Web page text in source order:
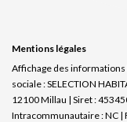
Mentions légales
Affichage des informations
sociale : SELECTION
12100 Millau | Siret :
Intracommunautaire : NC |